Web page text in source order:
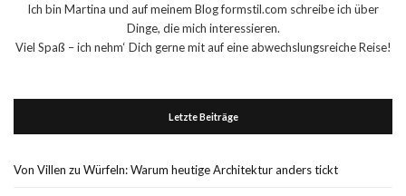
Ich bin Martina und auf meinem Blog formstil.com schreibe ich über
Dinge, die mich interessieren.
Viel Spaß – ich nehm‘ Dich gerne mit auf eine abwechslungsreiche Reise!
Letzte Beiträge
Von Villen zu Würfeln: Warum heutige Architektur anders tickt